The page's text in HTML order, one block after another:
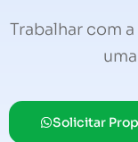
Trabalhar com a
Solicitar